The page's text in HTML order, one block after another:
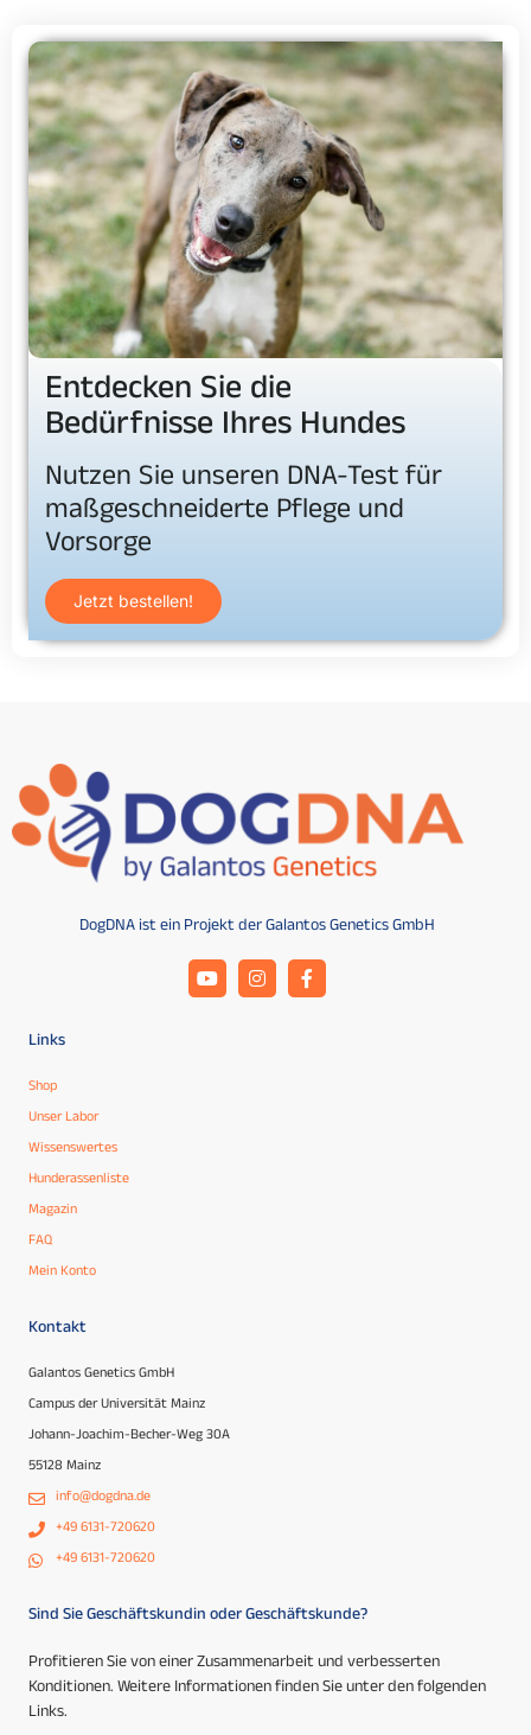
Entdecken Sie die
Bedürfnisse Ihres Hundes
Nutzen Sie unseren DNA-Test für
maßgeschneiderte Pflege und
Vorsorge
Jetzt bestellen!
DogDNA ist ein Projekt der Galantos Genetics GmbH
Links
Shop
Unser Labor
Wissenswertes
Hunderassenliste
Magazin
FAQ
Mein Konto
Kontakt
Galantos Genetics GmbH
Campus der Universität Mainz
Johann-Joachim-Becher-Weg 30A
55128 Mainz
info@dogdna.de
+49 6131-720620
+49 6131-720620
Sind Sie Geschäftskundin oder Geschäftskunde?
Profitieren Sie von einer Zusammenarbeit und verbesserten
Konditionen. Weitere Informationen finden Sie unter den folgenden
Links.